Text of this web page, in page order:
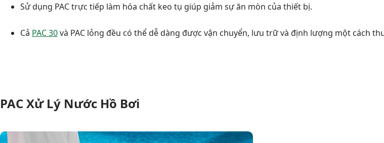
Sử dụng PAC trực tiếp làm hóa chất keo tụ giúp giảm sự ăn mòn của thiết bị.
Cả PAC 30và PAC lỏng đều có thể dễ dàng được vận chuyển, lưu trữ và định lượng một cách
PAC Xử Lý Nước Hồ Bơi